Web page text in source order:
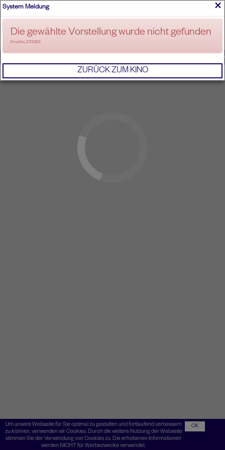
ANMELDEN
Um unsere Webseite für Sie optimal zu gestalten und fortlaufend verbessern
zu können, verwenden wir Cookies. Durch die weitere Nutzung der Webseite
stimmen Sie der Verwendung von Cookies zu. Die erhobenen Informationen
werden NICHT für Werbezwecke verwendet.
OK
×
System Meldung
Die gewählte Vorstellung wurde nicht gefunden
ErrorNo. 270083
ZURÜCK ZUM KINO